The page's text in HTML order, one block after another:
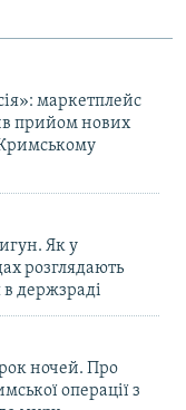
маркетплейс
прийом нових
Як у
розглядають
держзраді
ночей. Про
операції з